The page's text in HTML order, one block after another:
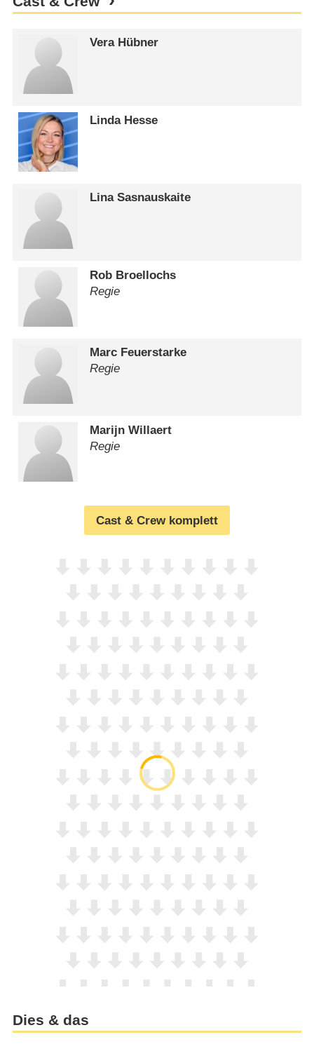
Vera Hübner
Linda Hesse
Lina Sasnauskaite
Rob Broellochs
Regie
Marc Feuerstarke
Regie
Marijn Willaert
Regie
Cast & Crew komplett
Dies & das